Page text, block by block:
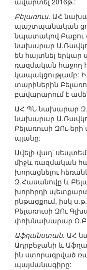
Բելառուս. ԱՀ
պաշտպանական
նպատակով Բաքու
նախարար
են հայտնել
ռազմական հաջող
կապակցությամբ:
տարիներին
բավարարում է
ԱՀ ՊՆ նախարար
նախարար
Բելառուսի ԶՈւ-
պլանը:
Ավելի վաղ՝
միջև ռազմական
խորացնելու
Զ.Հասանովը և
խորհրդի
ընթացքում, իսկ
Բելառուսի ԶՈւ
փոխնախարար
Աֆղանստան. ԱՀ
Ադրբեջանի և
ին ստորագրված
պայմանագիրը: